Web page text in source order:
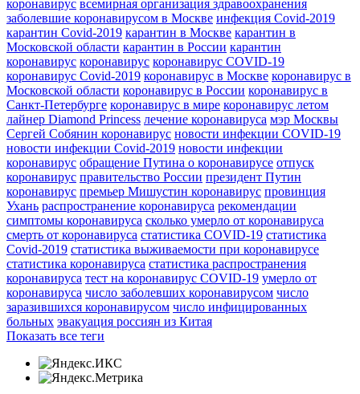
коронавирус всемирная организация здравоохранения
заболевшие коронавирусом в Москве инфекция Covid-2019
карантин Covid-2019 карантин в Москве карантин в
Московской области карантин в России карантин
коронавирус коронавирус коронавирус COVID-19
коронавирус Covid-2019 коронавирус в Москве коронавирус в
Московской области коронавирус в России коронавирус в
Санкт-Петербурге коронавирус в мире коронавирус летом
лайнер Diamond Princess лечение коронавируса мэр Москвы
Сергей Собянин коронавирус новости инфекции COVID-19
новости инфекции Covid-2019 новости инфекции
коронавирус обращение Путина о коронавирусе отпуск
коронавирус правительство России президент Путин
коронавирус премьер Мишустин коронавирус провинция
Ухань распространение коронавируса рекомендации
симптомы коронавируса сколько умерло от коронавируса
смерть от коронавируса статистика COVID-19 статистика
Covid-2019 статистика выживаемости при коронавирусе
статистика коронавируса статистика распространения
коронавируса тест на коронавирус COVID-19 умерло от
коронавируса число заболевших коронавирусом число
заразившихся коронавирусом число инфицированных
больных эвакуация россиян из Китая
Показать все теги